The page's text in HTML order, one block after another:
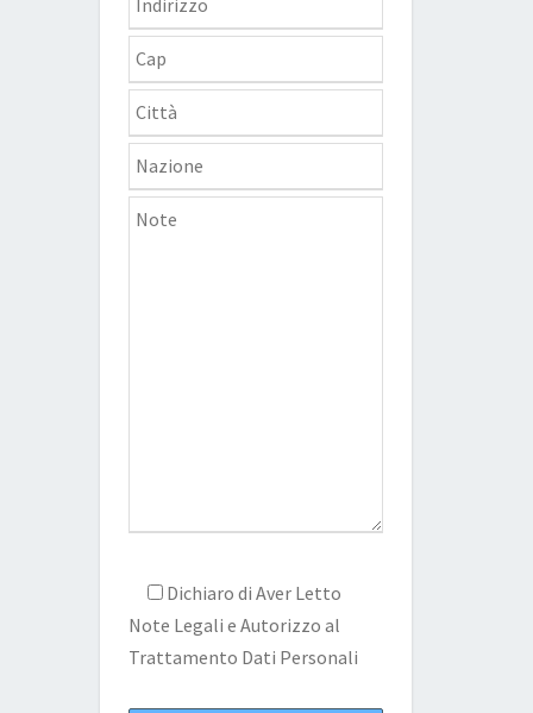
Dichiaro di Aver Letto
Note Legali e Autorizzo al
Trattamento Dati Personali